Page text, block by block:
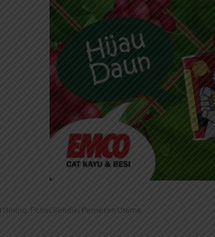
Mining, Polisi Selidiki Pemeran Utama